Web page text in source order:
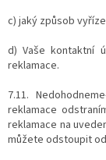
c) jaký způsob
d) Vaše kontaktní
reklamace.
7.11.
reklamace
reklamace na
můžete odstoupit